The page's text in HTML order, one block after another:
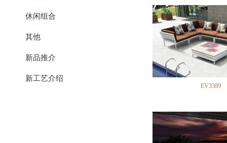
休闲组合
其他
新品推介
新工艺介绍
EV3389